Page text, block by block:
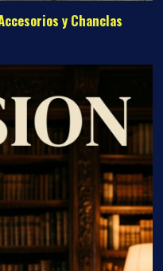
y Chanclas